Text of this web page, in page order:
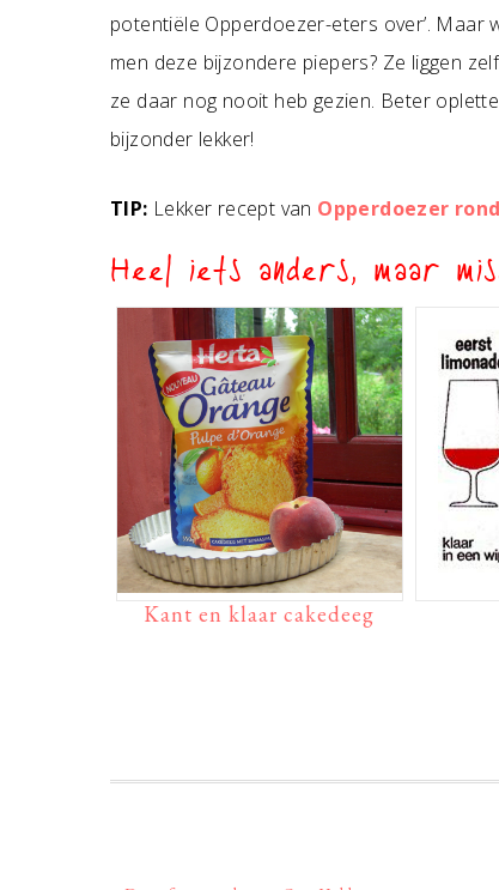
potentiële Opperdoezer-eters over’. Maar
men deze bijzondere piepers? Ze liggen
ze daar nog nooit heb gezien. Beter
bijzonder lekker!
TIP: Lekker recept van Opperdoezer
Heel iets anders, maar
Kant en klaar cakedeeg